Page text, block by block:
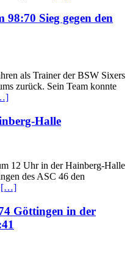
Sieg gegen den
als Trainer der BSW Sixers
zurück. Sein Team konnte
Halle
12 Uhr in der Hainberg-Halle
des ASC 46 den
[…]
Göttingen in der